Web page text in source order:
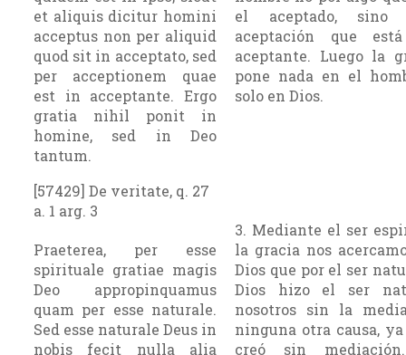
et aliquis dicitur homini
acceptus non per aliquid
quod sit in acceptato, sed
per acceptionem quae
est in acceptante. Ergo
gratia nihil ponit in
homine, sed in Deo
tantum.
el aceptado,
aceptación que
aceptante. Luego la
pone nada en el
solo en Dios.
[57429] De veritate, q. 27
a. 1 arg. 3
Praeterea, per esse
spirituale gratiae magis
Deo appropinquamus
quam per esse naturale.
Sed esse naturale Deus in
nobis fecit nulla alia
3. Mediante el ser
la gracia nos
Dios que por el ser
Dios hizo el ser
nosotros sin la
ninguna otra causa,
creó sin